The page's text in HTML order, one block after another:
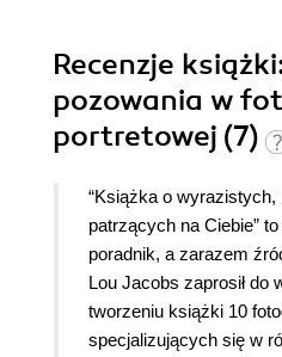
Recenzje książki
pozowania w
portretowej (7)
“Książka o
patrzących na Ciebie”
poradnik, a zarazem
Lou Jacobs zaprosił do
tworzeniu książki 10
specjalizujących się w